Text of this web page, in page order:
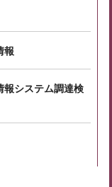
報
報システム調達検